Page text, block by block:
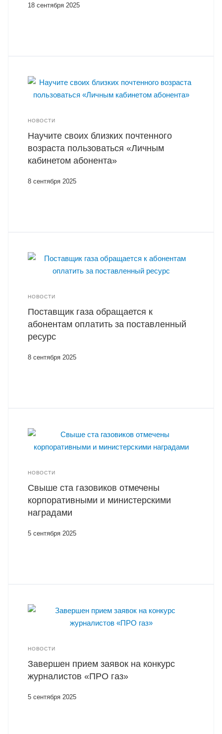
18 сентября 2025
НОВОСТИ
Научите своих близких почтенного
возраста пользоваться «Личным
кабинетом абонента»
8 сентября 2025
НОВОСТИ
Поставщик газа обращается к
абонентам оплатить за поставленный
ресурс
8 сентября 2025
НОВОСТИ
Свыше ста газовиков отмечены
корпоративными и министерскими
наградами
5 сентября 2025
НОВОСТИ
Завершен прием заявок на конкурс
журналистов «ПРО газ»
5 сентября 2025